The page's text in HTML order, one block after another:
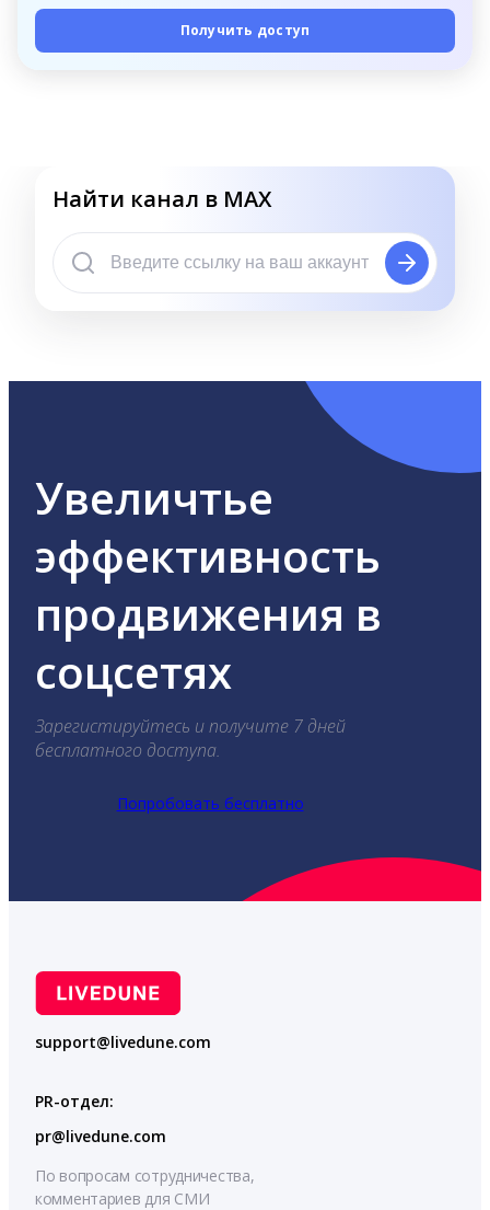
Получить доступ
Найти канал в MAX
Увеличтье
эффективность
продвижения в
соцсетях
Зарегистируйтесь и получите 7 дней
бесплатного доступа.
Попробовать бесплатно
support@livedune.com
PR-отдел:
pr@livedune.com
По вопросам сотрудничества,
комментариев для СМИ